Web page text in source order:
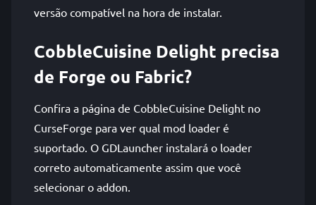
versão compatível na hora de instalar.
CobbleCuisine Delight precisa
de Forge ou Fabric?
Confira a página de CobbleCuisine Delight no
CurseForge para ver qual mod loader é
suportado. O GDLauncher instalará o loader
correto automaticamente assim que você
selecionar o addon.